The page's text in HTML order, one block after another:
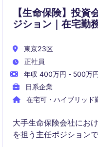
【生命保険】投資
ジション｜在宅勤
東京23区
正社員
年収 400万円 - 500万
日系企業
在宅可・ハイブリッド
大手生命保険会社にお
を担う主任ポジションで